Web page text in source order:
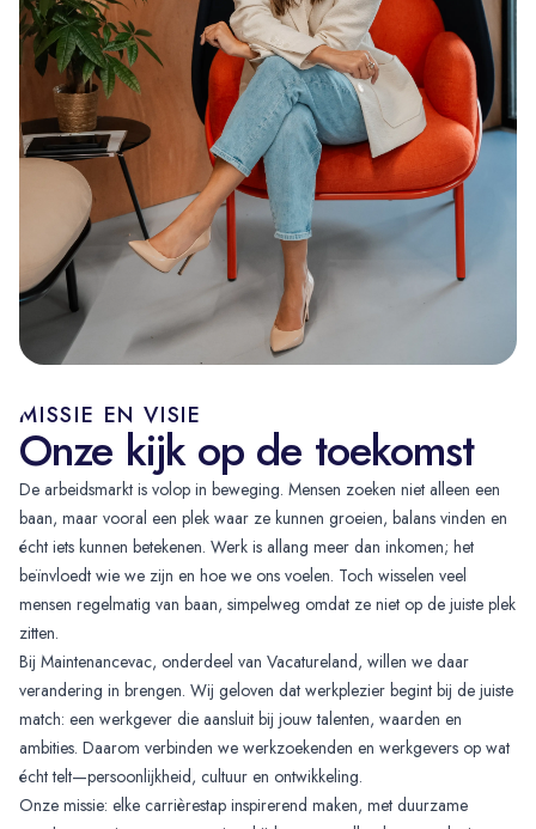
MISSIE EN VISIE
Onze kijk op de toekomst
De arbeidsmarkt is volop in beweging. Mensen zoeken niet alleen een
baan, maar vooral een plek waar ze kunnen groeien, balans vinden en
écht iets kunnen betekenen. Werk is allang meer dan inkomen; het
beïnvloedt wie we zijn en hoe we ons voelen. Toch wisselen veel
mensen regelmatig van baan, simpelweg omdat ze niet op de juiste plek
zitten.
Bij Maintenancevac, onderdeel van Vacatureland, willen we daar
verandering in brengen. Wij geloven dat werkplezier begint bij de juiste
match: een werkgever die aansluit bij jouw talenten, waarden en
ambities. Daarom verbinden we werkzoekenden en werkgevers op wat
écht telt—persoonlijkheid, cultuur en ontwikkeling.
Onze missie: elke carrièrestap inspirerend maken, met duurzame